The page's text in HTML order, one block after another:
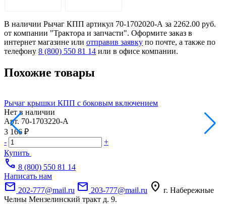
В наличии Рычаг КПП артикул 70-1702020-А за 2262.00 руб.
от компании "Трактора и запчасти". Оформите заказ в
интернет магазине или отправив заявку по почте, а также по
телефону 8 (800) 550 81 14 или в офисе компании.
Похожие товары
Рычаг крышки КПП с боковым включением
Нет в наличии
Арт. 70-1703220-А
3 166 ₽
-
+
Купить
call 8 (800) 550 81 14
Написать нам
mail 202-777@mail.ru mail 203-777@mail.ru location_on г. Набережные
Челны Мензелинский тракт д. 9.